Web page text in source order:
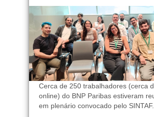
Cerca de 250 trabalhadores (cerca
online) do BNP Paribas estiveram
em plenário convocado pelo SINTAF.